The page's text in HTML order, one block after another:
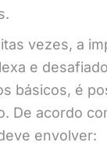
vezes, a
e
básicos, é
De acordo
envolver: